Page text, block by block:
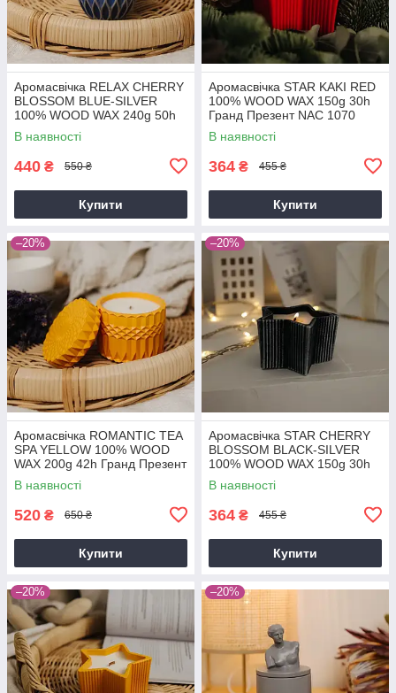
Аромасвічка RELAX CHERRY
BLOSSOM BLUE-SILVER
100% WOOD WAX 240g 50h
Гранд Презент NAC 1094
В наявності
440 ₴ 550 ₴
Купити
Аромасвічка STAR KAKI RED
100% WOOD WAX 150g 30h
Гранд Презент NAC 1070
В наявності
364 ₴ 455 ₴
Купити
–20%
Аромасвічка ROMANTIC TEA
SPA YELLOW 100% WOOD
WAX 200g 42h Гранд Презент
NAC 1081
В наявності
520 ₴ 650 ₴
Купити
–20%
Аромасвічка STAR CHERRY
BLOSSOM BLACK-SILVER
100% WOOD WAX 150g 30h
Гранд Презент NAC 1075
В наявності
364 ₴ 455 ₴
Купити
–20% –20%